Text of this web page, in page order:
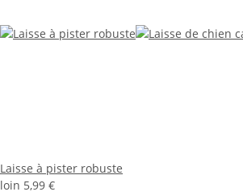
Laisse à pister robuste
loin 5,99 €